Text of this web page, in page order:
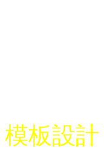
模板設計